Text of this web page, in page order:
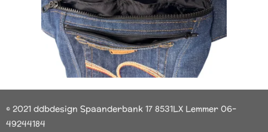
© 2021 ddbdesign Spaanderbank 17 8531LX Lemmer 06-
49244184